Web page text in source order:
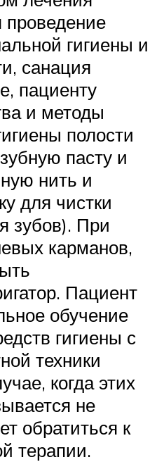
проведение
гигиены и
санация
пациенту
и методы
полости
пасту и
нить и
для чистки
зубов). При
карманов,
Пациент
обучение
гигиены с
техники
когда этих
не
обратиться к
терапии.